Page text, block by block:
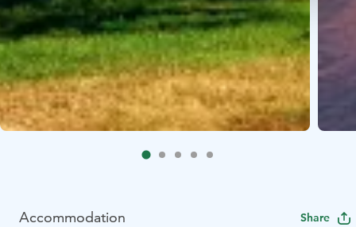
Accommodation Share